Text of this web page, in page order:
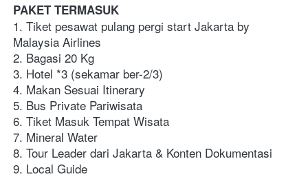
PAKET TERMASUK
1. Tiket pesawat pulang pergi start Jakarta by
Malaysia Airlines
2. Bagasi 20 Kg
3. Hotel *3 (sekamar ber-2/3)
4. Makan Sesuai Itinerary
5. Bus Private Pariwisata
6. Tiket Masuk Tempat Wisata
7. Mineral Water
8. Tour Leader dari Jakarta & Konten Dokumentasi
9. Local Guide